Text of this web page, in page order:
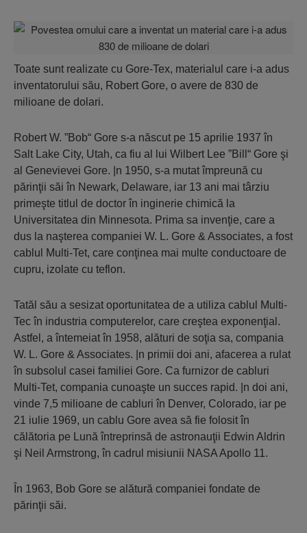
Toate sunt realizate cu Gore-Tex, materialul care i-a adus
inventatorului său, Robert Gore, o avere de 830 de
milioane de dolari.
Robert W. ”Bob“ Gore s-a născut pe 15 aprilie 1937 în
Salt Lake City, Utah, ca fiu al lui Wilbert Lee ”Bill“ Gore şi
al Genevievei Gore. |n 1950, s-a mutat împreună cu
părinţii săi în Newark, Delaware, iar 13 ani mai târziu
primeşte titlul de doctor în inginerie chimică la
Universitatea din Minnesota. Prima sa invenţie, care a
dus la naşterea companiei W. L. Gore & Associates, a fost
cablul Multi-Tet, care conţinea mai multe conductoare de
cupru, izolate cu teflon.
Tatăl său a sesizat oportunitatea de a utiliza cablul Multi-
Tec în industria computerelor, care creştea exponenţial.
Astfel, a întemeiat în 1958, alături de soţia sa, compania
W. L. Gore & Associates. |n primii doi ani, afacerea a rulat
în subsolul casei familiei Gore. Ca furnizor de cabluri
Multi-Tet, compania cunoaşte un succes rapid. |n doi ani,
vinde 7,5 milioane de cabluri în Denver, Colorado, iar pe
21 iulie 1969, un cablu Gore avea să fie folosit în
călătoria pe Lună întreprinsă de astronauţii Edwin Aldrin
şi Neil Armstrong, în cadrul misiunii NASA Apollo 11.
În 1963, Bob Gore se alătură companiei fondate de
părinţii săi.